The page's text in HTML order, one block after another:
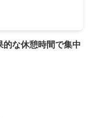
的な休憩時間で集中